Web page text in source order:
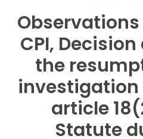
CPI,
the
article
Statute